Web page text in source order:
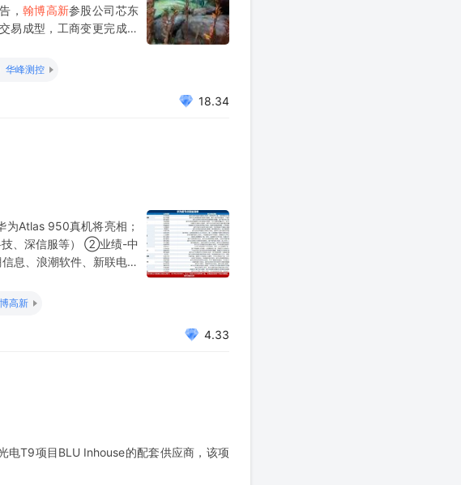
， 翰博高新参股公司芯东
易成型，工商变更完成。
华峰测控
18.34
Atlas 950真机将亮相；
技、深信服等） ②业绩-中
息、浪潮软件、新联电子
障部、国家发展改革委、
高新
4.33
电T9项目BLU Inhouse的配套供应商，该项